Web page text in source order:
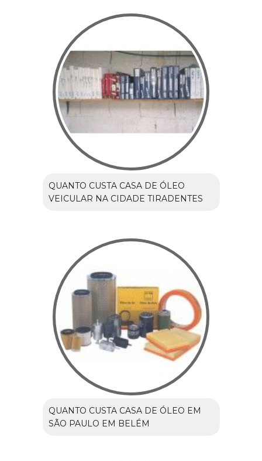
QUANTO CUSTA CASA DE ÓLEO
VEICULAR NA CIDADE TIRADENTES
QUANTO CUSTA CASA DE ÓLEO EM
SÃO PAULO EM BELÉM